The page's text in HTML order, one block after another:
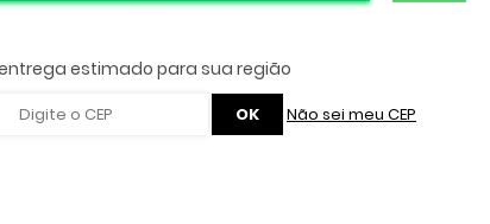
Não sei meu CEP